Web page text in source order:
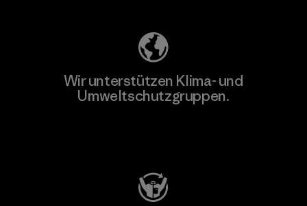
Wir unterstützen Klima- und
Umweltschutzgruppen.